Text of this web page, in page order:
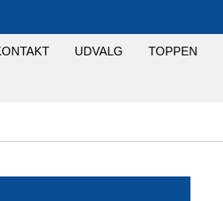
UDVALG TOPPEN